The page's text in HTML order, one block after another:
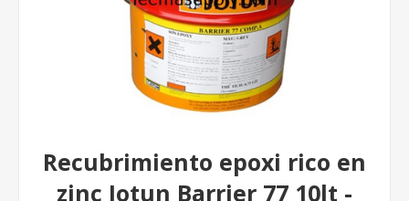
Recubrimiento epoxi rico en
zinc Jotun Barrier 77 10lt -